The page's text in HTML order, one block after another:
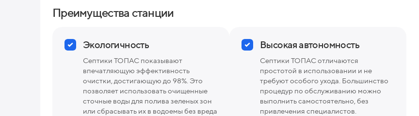
Преимущества станции
Экологичность
Септики ТОПАС показывают
впечатляющую эффективность
очистки, достигающую до 98%. Это
позволяет использовать очищенные
сточные воды для полива зеленых зон
или сбрасывать их в водоемы без вреда
Высокая автономность
Септики ТОПАС отличаются
простотой в использовании и не
требуют особого ухода. Большинство
процедур по обслуживанию можно
выполнить самостоятельно, без
привлечения специалистов.